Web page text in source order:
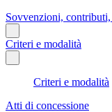
Sovvenzioni,
Criteri e modalità
Criteri e modalità
Atti di concessione